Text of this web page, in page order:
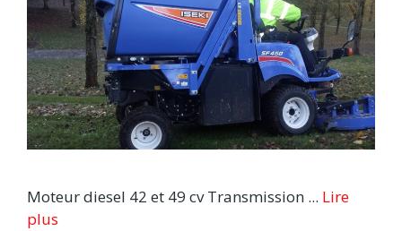
Moteur diesel 42 et 49 cv Transmission ... Lire
plus